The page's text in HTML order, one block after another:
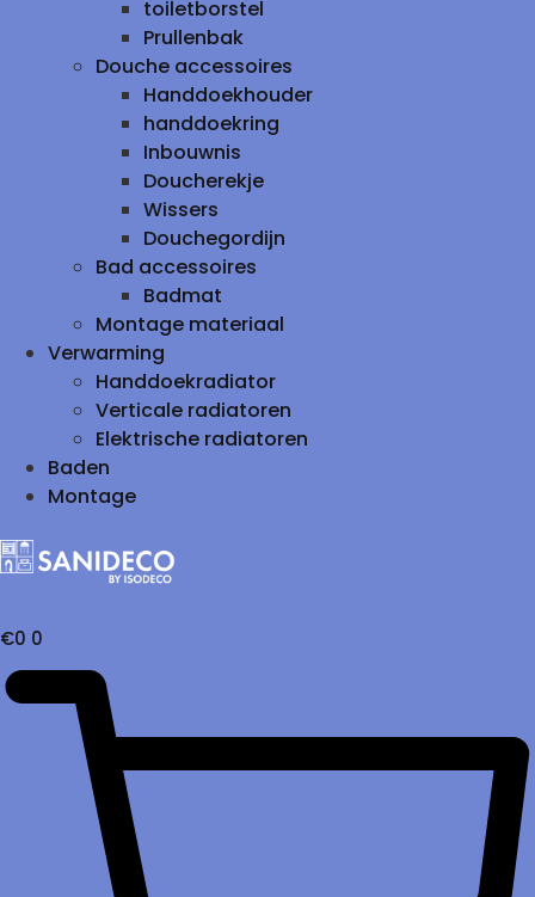
toiletborstel
Prullenbak
Douche accessoires
Handdoekhouder
handdoekring
Inbouwnis
Doucherekje
Wissers
Douchegordijn
Bad accessoires
Badmat
Montage materiaal
Verwarming
Handdoekradiator
Verticale radiatoren
Elektrische radiatoren
Baden
Montage
€0 0